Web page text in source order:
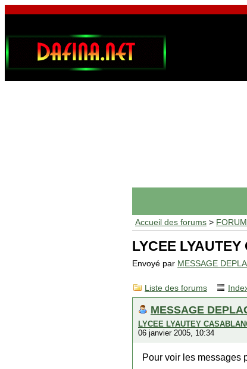
Accueil des forums >
LYCEE
Envoyé par MESSAGE
Liste des forums
MESSAGE
LYCEE LYAUTEY
06 janvier 2005, 10:34
Pour voir les messages